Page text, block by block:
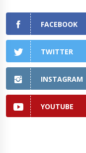
FACEBOOK
TWITTER
INSTAGRAM
YOUTUBE